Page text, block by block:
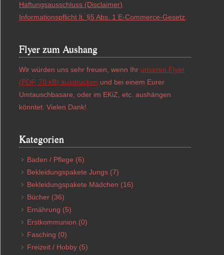
Haftungsausschluss (Disclaimer)
Informationspflicht lt. §5 Abs. 1 E-Commerce-Gesetz
Flyer zum Aushang
Wir würden uns sehr freuen, wenn Ihr unseren Flyer
(PDF, 70 kB) ausdrucken und bei einem Eurer
Umtauschbasare, oder im EKiZ, etc. aushängen
könntet. Vielen Dank!
Kategorien
Baden / Pflege (6)
Bekleidungspakete Jungs (7)
Bekleidungspakete Mädchen (16)
Bücher (36)
Ernährung (5)
Erstkommunion (0)
Fasching (0)
Freizeit / Hobby (5)